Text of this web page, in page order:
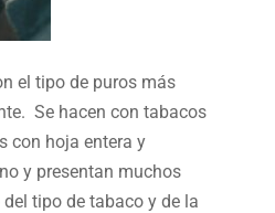
el tipo de puros más
Se hacen con tabacos
con hoja entera y
y presentan muchos
tipo de tabaco y de la